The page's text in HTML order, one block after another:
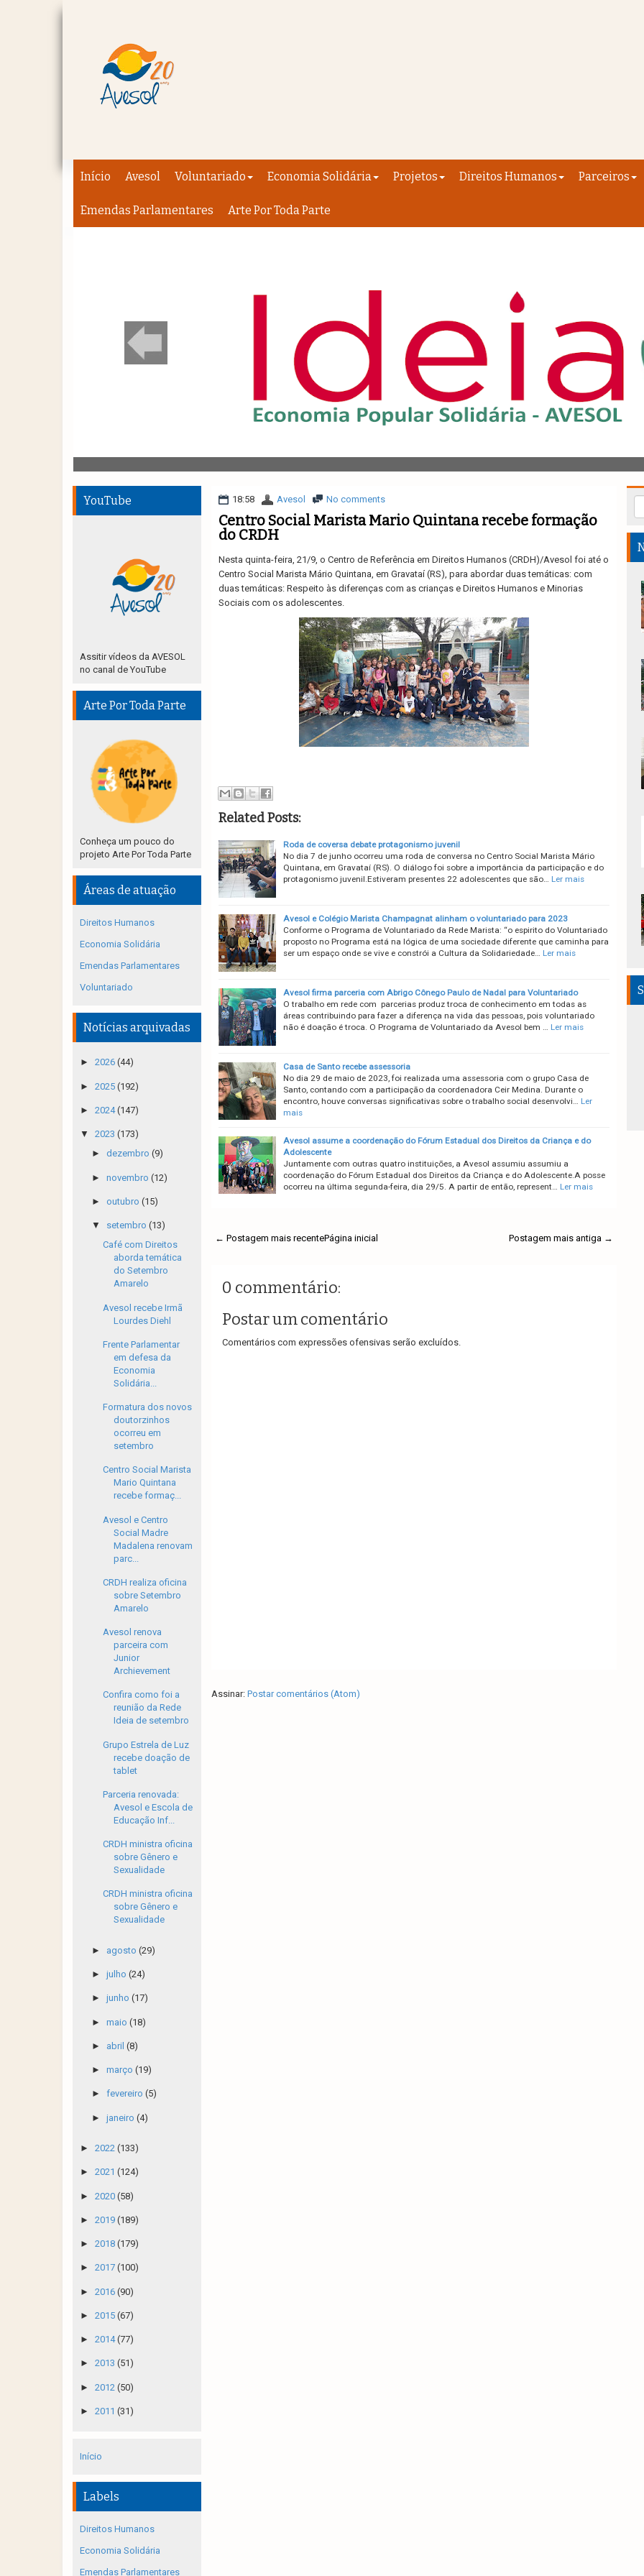
Início Avesol Voluntariado Economia Solidária Projetos Direitos Humanos Parceiros
Emendas Parlamentares Arte Por Toda Parte
18:58 Avesol No comments
Centro Social Marista Mario Quintana recebe formação
do CRDH
Nesta quinta-feira, 21/9, o Centro de Referência em Direitos Humanos (CRDH)/Avesol foi até o
Centro Social Marista Mário Quintana, em Gravataí (RS), para abordar duas temáticas: com
duas temáticas: Respeito às diferenças com as crianças e Direitos Humanos e Minorias
Sociais com os adolescentes.
Related Posts:
Roda de coversa debate protagonismo juvenil
No dia 7 de junho ocorreu uma roda de conversa no Centro Social Marista Mário
Quintana, em Gravataí (RS). O diálogo foi sobre a importância da participação e do
protagonismo juvenil.Estiveram presentes 22 adolescentes que são…
Ler mais
Avesol e Colégio Marista Champagnat alinham o voluntariado para 2023
Conforme o Programa de Voluntariado da Rede Marista: “o espirito do Voluntariado
proposto no Programa está na lógica de uma sociedade diferente que caminha para
ser um espaço onde se vive e constrói a Cultura da Solidariedade…
Ler mais
Avesol firma parceria com Abrigo Cônego Paulo de Nadal para Voluntariado
O trabalho em rede com parcerias produz troca de conhecimento em todas as
áreas contribuindo para fazer a diferença na vida das pessoas, pois voluntariado
não é doação é troca. O Programa de Voluntariado da Avesol bem …
Ler mais
Casa de Santo recebe assessoria
No dia 29 de maio de 2023, foi realizada uma assessoria com o grupo Casa de
Santo, contando com a participação da coordenadora Ceir Medina. Durante o
encontro, houve conversas significativas sobre o trabalho social desenvolvi…
Ler
mais
Avesol assume a coordenação do Fórum Estadual dos Direitos da Criança e do
Adolescente
Juntamente com outras quatro instituições, a Avesol assumiu assumiu a
coordenação do Fórum Estadual dos Direitos da Criança e do Adolescente.A posse
ocorreu na última segunda-feira, dia 29/5. A partir de então, represent…
Ler mais
← Postagem mais recente Postagem mais antiga →
Página inicial
0 commentário:
Postar um comentário
Comentários com expressões ofensivas serão excluídos.
Assinar: Postar comentários (Atom)
YouTube
Assitir vídeos da AVESOL
no canal de YouTube
Arte Por Toda Parte
Conheça um pouco do
projeto Arte Por Toda Parte
Áreas de atuação
Direitos Humanos
Economia Solidária
Emendas Parlamentares
Voluntariado
Notícias arquivadas
► 2026 (44)
► 2025 (192)
► 2024(147)
▼ 2023 (173)
► dezembro (9)
► novembro (12)
► outubro (15)
▼ setembro (13)
Café com Direitos
aborda temática
do Setembro
Amarelo
Avesol recebe Irmã
Lourdes Diehl
Frente Parlamentar
em defesa da
Economia
Solidária...
Formatura dos novos
doutorzinhos
ocorreu em
setembro
Centro Social Marista
Mario Quintana
recebe formaç...
Avesol e Centro
Social Madre
Madalena renovam
parc...
CRDH realiza oficina
sobre Setembro
Amarelo
Avesol renova
parceira com
Junior
Archievement
Confira como foi a
reunião da Rede
Ideia de setembro
Grupo Estrela de Luz
recebe doação de
tablet
Parceria renovada:
Avesol e Escola de
Educação Inf...
CRDH ministra oficina
sobre Gênero e
Sexualidade
CRDH ministra oficina
sobre Gênero e
Sexualidade
► agosto (29)
► julho (24)
► junho (17)
► maio (18)
► abril (8)
► março (19)
► fevereiro (5)
► janeiro (4)
► 2022 (133)
► 2021 (124)
► 2020 (58)
► 2019 (189)
► 2018 (179)
► 2017 (100)
► 2016 (90)
► 2015 (67)
► 2014(77)
► 2013 (51)
► 2012 (50)
► 2011 (31)
Início
Labels
Direitos Humanos
Economia Solidária
Emendas Parlamentares